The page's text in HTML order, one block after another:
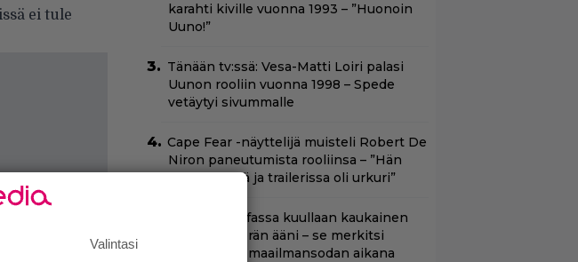
ei tule
karahti kiville vuonna 1993 – ”Huonoin
Uuno!”
Tänään tv:ssä: Vesa-Matti Loiri palasi
Uunon rooliin vuonna 1998 – Spede
vetäytyi sivummalle
Cape Fear -näyttelijä muisteli Robert De
Niron paneutumista rooliinsa – ”Hän
puhui kielillä ja trailerissa oli urkuri”
Illan natsileffassa kuullaan kaukainen
moottoripyörän ääni – se merkitsi
kuolemaa 2. maailmansodan aikana
Valintasi